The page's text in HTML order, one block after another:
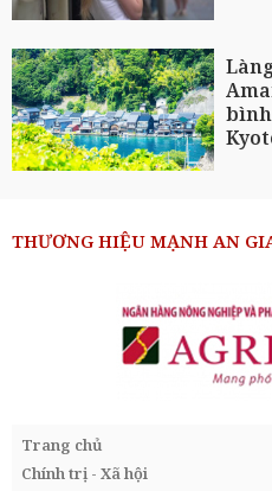
THƯƠNG HIỆU MẠNH AN
Trang chủ
Chính trị - Xã hội